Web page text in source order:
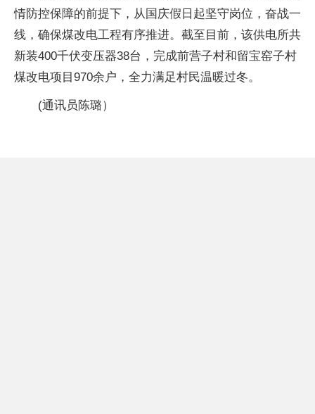
情防控保障的前提下，从国庆假日起坚守岗位，奋战一
线，确保煤改电工程有序推进。截至目前，该供电所共
新装400千伏变压器38台，完成前营子村和留宝窑子村
煤改电项目970余户，全力满足村民温暖过冬。
(通讯员陈璐）